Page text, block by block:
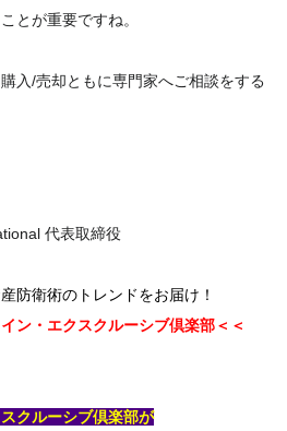
とが重要ですね。
入/売却ともに専門家へご相談をする
代表取締役
防衛術のトレンドをお届け！
・エクスクルーシブ倶楽部＜＜
クルーシブ倶楽部が